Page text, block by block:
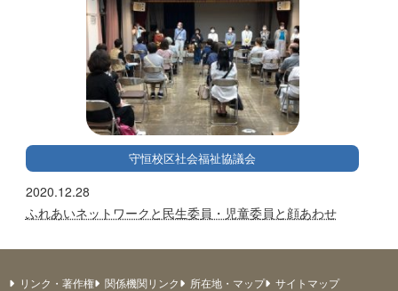
守恒校区社会福祉協議会
2020.12.28
ふれあいネットワークと民生委員・児童委員と顔あわせ
リンク・著作権 関係機関リンク 所在地・マップ
サイトマップ